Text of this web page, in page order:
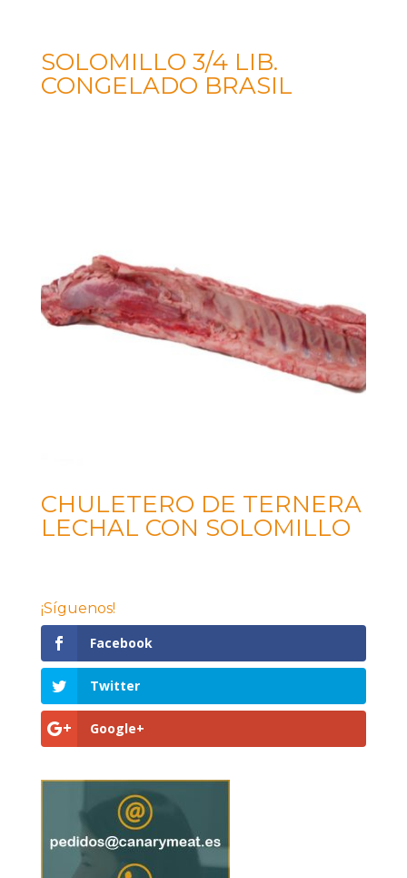
SOLOMILLO 3/4 LIB.
CONGELADO BRASIL
CHULETERO DE TERNERA
LECHAL CON SOLOMILLO
¡Síguenos!
Facebook
Twitter
Google+